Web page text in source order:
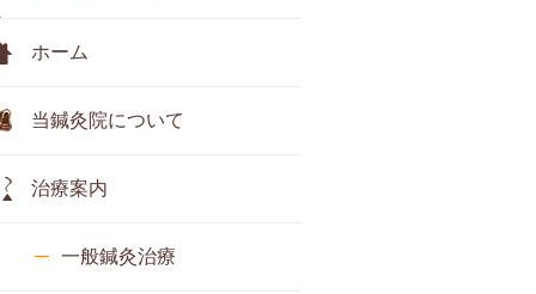
ホーム
当鍼灸院について
治療案内
一般鍼灸治療